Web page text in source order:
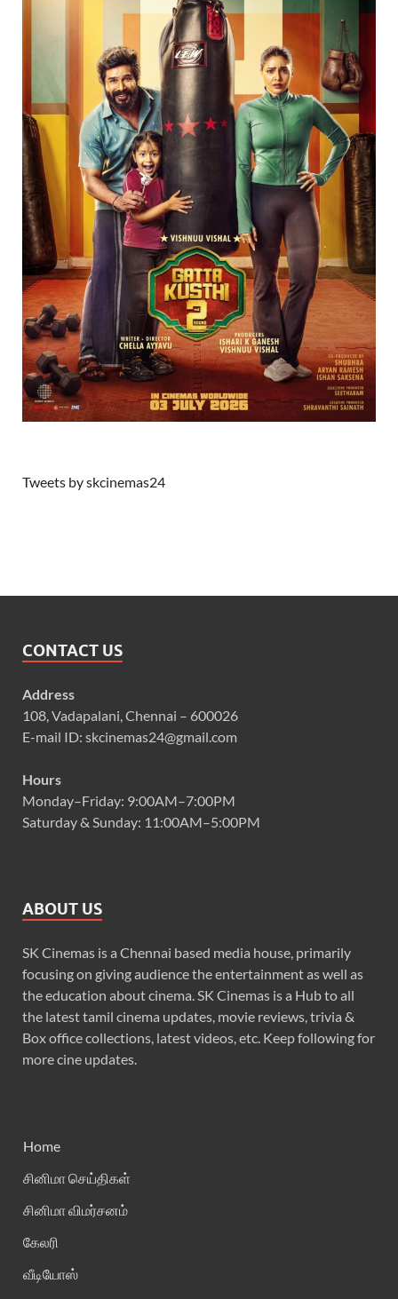
Tweets by skcinemas24
CONTACT US
Address
108, Vadapalani, Chennai – 600026
E-mail ID: skcinemas24@gmail.com
Hours
Monday–Friday: 9:00AM–7:00PM
Saturday & Sunday: 11:00AM–5:00PM
ABOUT US
SK Cinemas is a Chennai based media house, primarily
focusing on giving audience the entertainment as well as
the education about cinema. SK Cinemas is a Hub to all
the latest tamil cinema updates, movie reviews, trivia &
Box office collections, latest videos, etc. Keep following for
more cine updates.
Home
சினிமா செய்திகள்
சினிமா விமர்சனம்
கேலரி
வீடியோஸ்